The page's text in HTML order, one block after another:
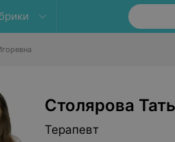
Столярова
Терапевт